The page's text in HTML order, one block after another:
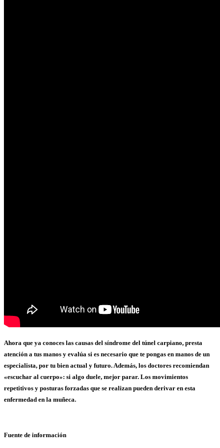
Ahora que ya conoces las causas del síndrome del túnel carpiano, presta
atención a tus manos y evalúa si es necesario que te pongas en manos de un
especialista, por tu bien actual y futuro. Además, los doctores recomiendan
«escuchar al cuerpo»: si algo duele, mejor parar. Los movimientos
repetitivos y posturas forzadas que se realizan pueden derivar en esta
enfermedad en la muñeca.
Fuente de información